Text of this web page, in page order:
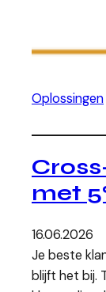
Oplossingen
met
16.06.2026
Je beste
blijft het bij.